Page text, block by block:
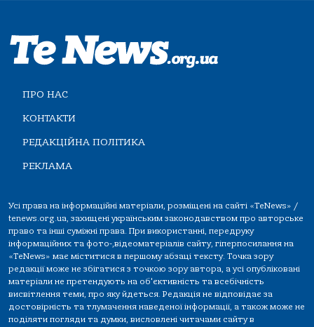
ПРО НАС
КОНТАКТИ
РЕДАКЦІЙНА ПОЛІТИКА
РЕКЛАМА
Усі права на інформаційні матеріали, розміщені на сайті «TeNews» /
tenews.org.ua, захищені українським законодавством про авторське
право та інші суміжні права. При використанні, передруку
інформаційних та фото-,відеоматеріалів сайту, гіперпосилання на
«TeNews» має міститися в першому абзаці тексту. Точка зору
редакції може не збігатися з точкою зору автора, а усі опубліковані
матеріали не претендують на об'єктивність та всебічність
висвітлення теми, про яку йдеться. Редакція не відповідає за
достовірність та тлумачення наведеної інформації, а також може не
поділяти погляди та думки, висловлені читачами сайту в